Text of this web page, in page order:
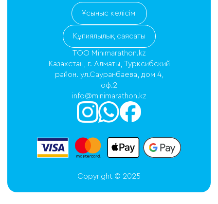
Ұсыныс келісімі
Құпиялылық саясаты
ТОО Minimarathon.kz
Казахстан, г. Алматы, Турксибский
район. ул.Сауранбаева, дом 4,
оф.2
info@minimarathon.kz
Copyright © 2025